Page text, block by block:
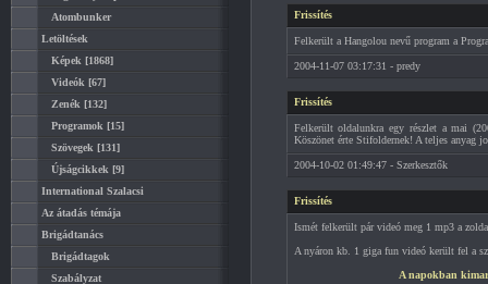
Atombunker
Letöltések
Képek [1868]
Videók [67]
Zenék [132]
Programok [15]
Szövegek [131]
Újságcikkek [9]
International Szalacsi
Az átadás témája
Brigádtanács
Brigádtagok
Szabályzat
Frissítés
Felkerült a Hangolou nevű program a
2004-11-07 03:17:31 - predy
Frissítés
Felkerült oldalunkra egy részlet a mai
Köszönet érte Stifoldernek! A teljes anyag
2004-10-02 01:49:47 - Szerkesztők
Frissítés
Ismét felkerült pár videó meg 1 mp3 a
A nyáron kb. 1 giga fun videó került fel a
A napokban